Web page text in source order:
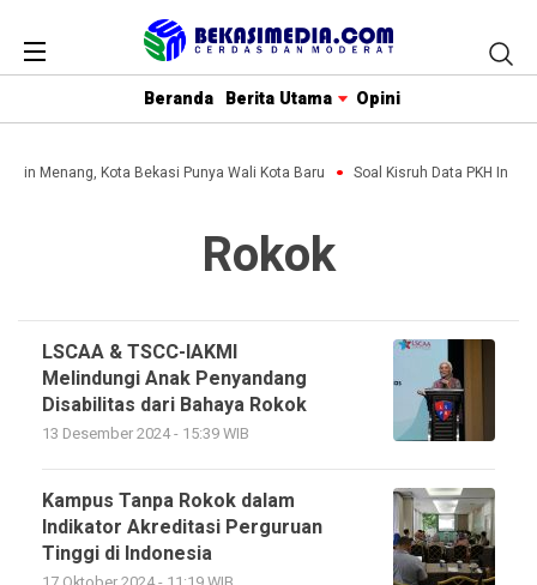
Beranda Berita Utama Opini
Menang, Kota Bekasi Punya Wali Kota Baru Soal Kisruh Data PKH Ini
Rokok
LSCAA & TSCC-IAKMI
Melindungi Anak Penyandang
Disabilitas dari Bahaya Rokok
13 Desember 2024 - 15:39 WIB
Kampus Tanpa Rokok dalam
Indikator Akreditasi Perguruan
Tinggi di Indonesia